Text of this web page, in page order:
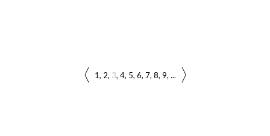
1 2 3 4 5 6 7 8 9 ...